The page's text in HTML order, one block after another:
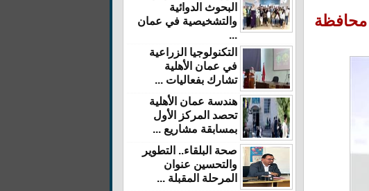
محافظة
البحوث الدوائية
والتشخيصية في عمان
...
التكنولوجيا الزراعية
في عمان الأهلية
تشارك بفعاليات ...
هندسة عمان الأهلية
تحصد المركز الأول
بمسابقة مشاريع ...
صحة البلقاء.. التطوير
والتحسين عنوان
المرحلة المقبلة ...